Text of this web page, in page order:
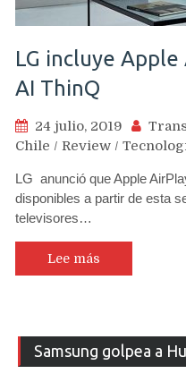
LG incluye
AI ThinQ
24 julio, 2019
Chile / Review /
LG anunció que Apple
disponibles a partir de esta
televisores…
Lee más
Samsung golpea a